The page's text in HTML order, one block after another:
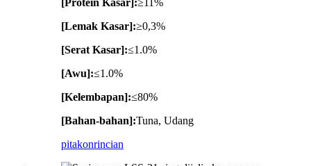
[Protein Kasar]:≥11%
[Lemak Kasar]:≥0,3%
[Serat Kasar]:≤1.0%
[Awu]:≤1.0%
[Kelembapan]:≤80%
[Bahan-bahan]:Tuna, Udang
pitakonrincian